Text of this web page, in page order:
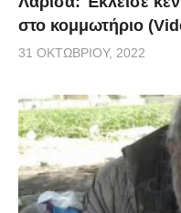
στο κομμωτήριο
31 ΟΚΤΩΒΡΊΟΥ, 2022